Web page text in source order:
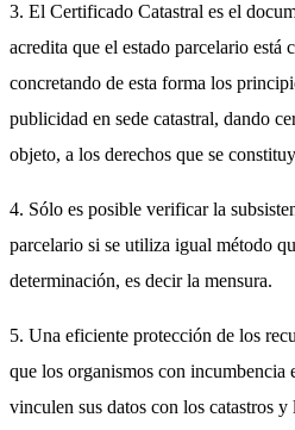
3. El Certificado Catastral es el
acredita que el estado parcelario está
concretando de esta forma los
publicidad en sede catastral, dando
objeto, a los derechos que se
4. Sólo es posible verificar la
parcelario si se utiliza igual método
determinación, es decir la mensura.
5. Una eficiente protección de los
que los organismos con incumbencia
vinculen sus datos con los catastros y